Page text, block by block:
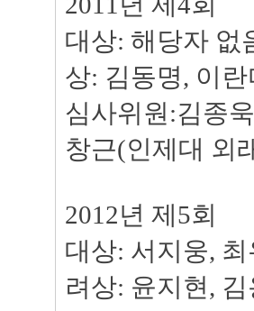
대상: 해당자 없
상: 김동명, 이란
심사위원:김종
창근(인제대 외
2012년 제5회
대상: 서지웅,
려상: 윤지현,